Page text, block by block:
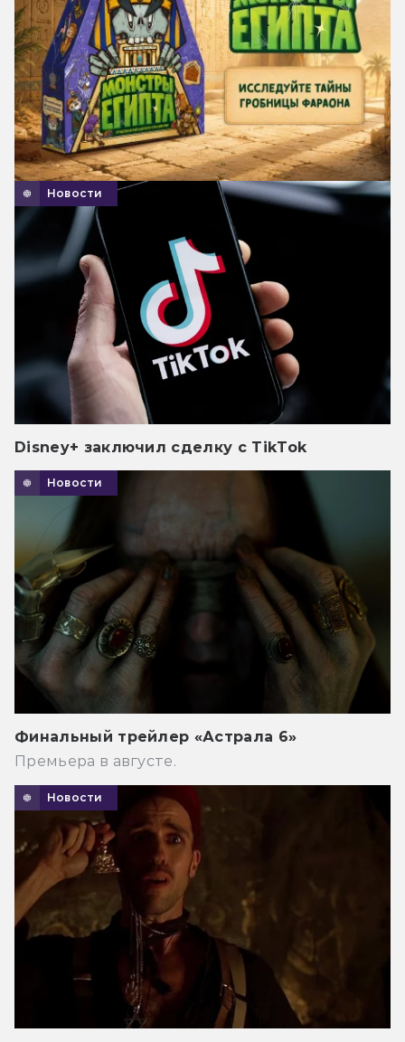
Новости
Disney+ заключил сделку с TikTok
Новости
Финальный трейлер «Астрала 6»
Премьера в августе.
Новости